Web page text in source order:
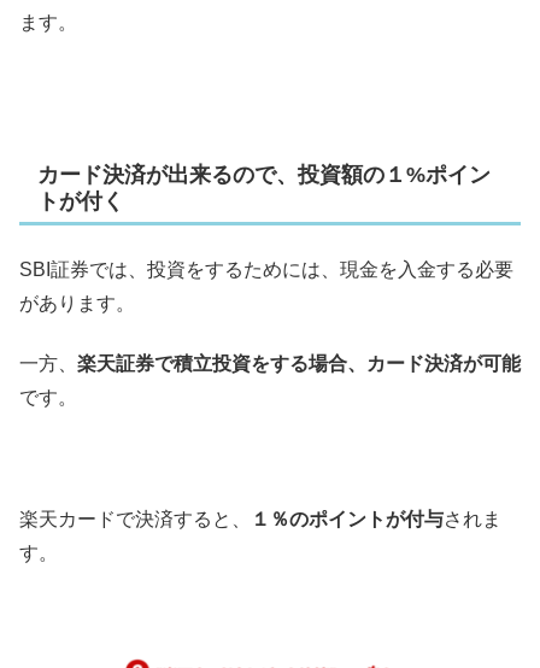
ます。
カード決済が出来るので、投資額の１%ポイン
トが付く
SBI証券では、投資をするためには、現金を入金する必要
があります。
一方、 楽天証券で積立投資をする場合、カード決済が可能
です。
楽天カードで決済すると、 １％のポイントが付与されま
す。